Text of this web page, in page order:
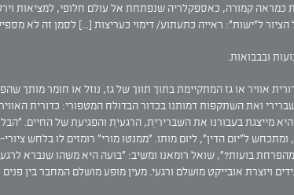
כמראה קמורה, כאספקלריה שנפתחת אל עולם חלופי, למציאות
ל"ישות": ראייה כתעתוע/ דימוי כעריצות [...] לסמן זה לא
ובבבואות.
אוויר או גז המתקיימת בתוך תווך של גז, נוזל או חומר מותך
ואת השתקפות דמותנו בכדור הבדולח המטפורי: כדורית
מייצגת בעבורנו את השבריריוּת, הרגעיוּת והפגיעוּת של החיים.
ל"יום הדין", ליום מותו. "ממנטו מורי" רומזים לו בלחש
בועות?", שואל רומאנו ומשיב: "בועה היא משהו שנברא לרגע.
ויוצרת אובייקט מושלם ורגעי. מעין מופע מושלם המחבר בין